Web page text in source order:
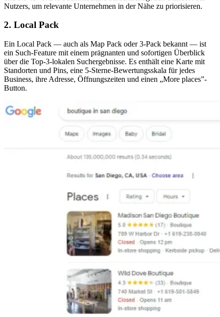
Nutzers, um relevante Unternehmen in der Nähe zu priorisieren.
2. Local Pack
Ein Local Pack — auch als Map Pack oder 3-Pack bekannt — ist
ein Such-Feature mit einem prägnanten und sofortigen Überblick
über die Top-3-lokalen Suchergebnisse. Es enthält eine Karte mit
Standorten und Pins, eine 5-Sterne-Bewertungsskala für jedes
Business, ihre Adresse, Öffnungszeiten und einen „More places”-
Button.